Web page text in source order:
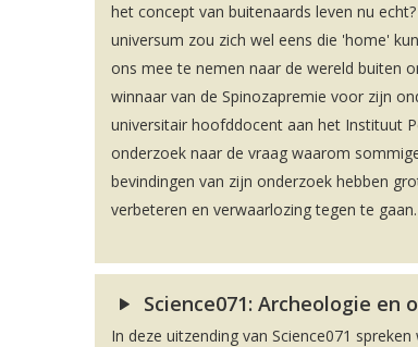
het concept van buitenaards leven nu
universum zou zich wel eens die 'home'
ons mee te nemen naar de wereld buiten
winnaar van de Spinozapremie voor zijn
universitair hoofddocent aan het Instituut
onderzoek naar de vraag waarom
bevindingen van zijn onderzoek hebben
verbeteren en verwaarlozing tegen te gaan.
Science071: Archeologie en
In deze uitzending van Science071